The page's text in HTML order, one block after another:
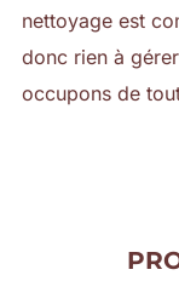
nettoyage est
donc rien à
occupons de